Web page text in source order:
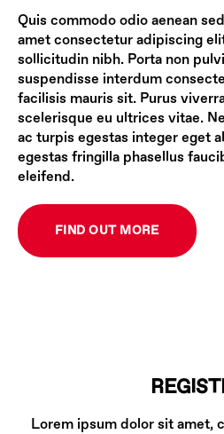
Quis commodo odio aenean
amet consectetur adipiscing
sollicitudin nibh. Porta non
suspendisse interdum
facilisis mauris sit. Purus
scelerisque eu ultrices vitae.
ac turpis egestas integer eget
egestas fringilla phasellus
eleifend.
FIND OUT MORE
Lorem ipsum dolor sit amet,